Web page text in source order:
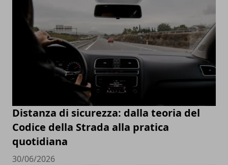
Distanza di sicurezza: dalla teoria del
Codice della Strada alla pratica
quotidiana
30/06/2026